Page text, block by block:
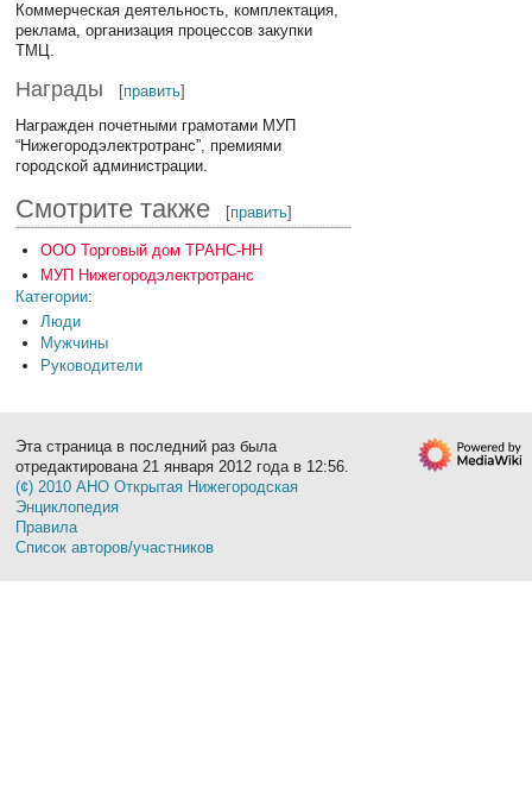
Коммерческая деятельность, комплектация,
реклама, организация процессов закупки
ТМЦ.
Награды [править]
Награжден почетными грамотами МУП
“Нижегородэлектротранс”, премиями
городской администрации.
Смотрите также [править]
ООО Торговый дом ТРАНС-НН
МУП Нижегородэлектротранс
Категории:
Люди
Мужчины
Руководители
Эта страница в последний раз была
отредактирована 21 января 2012 года в 12:56.
(¢) 2010 АНО Открытая Нижегородская
Энциклопедия
Правила
Список авторов/участников